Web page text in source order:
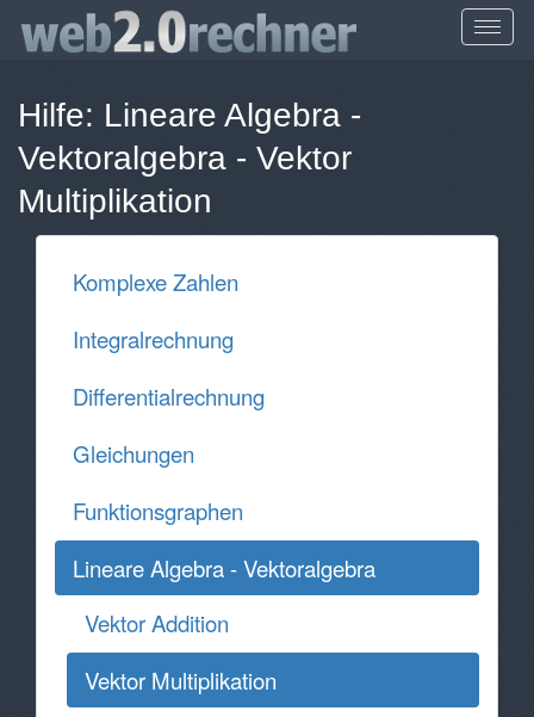
Hilfe: Lineare Algebra -
Vektoralgebra - Vektor
Multiplikation
Komplexe Zahlen
Integralrechnung
Differentialrechnung
Gleichungen
Funktionsgraphen
Lineare Algebra - Vektoralgebra
Vektor Addition
Vektor Multiplikation